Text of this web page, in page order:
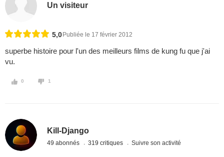
Un visiteur
5,0 Publiée le 17 février 2012
superbe histoire pour l'un des meilleurs films de kung fu que j'ai
vu.
0 1
Kill-Django
49 abonnés 319 critiques Suivre son activité